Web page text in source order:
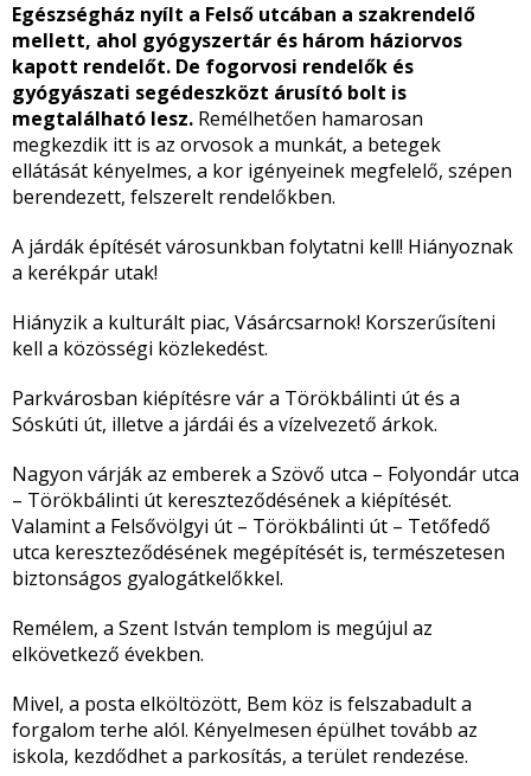
Egészségház nyílt a Felső utcában a szakrendelő
mellett, ahol gyógyszertár és három háziorvos
kapott rendelőt. De fogorvosi rendelők és
gyógyászati segédeszközt árusító bolt is
megtalálható lesz. Remélhetően hamarosan
megkezdik itt is az orvosok a munkát, a betegek
ellátását kényelmes, a kor igényeinek megfelelő, szépen
berendezett, felszerelt rendelőkben.
A járdák építését városunkban folytatni kell! Hiányoznak
a kerékpár utak!
Hiányzik a kulturált piac, Vásárcsarnok! Korszerűsíteni
kell a közösségi közlekedést.
Parkvárosban kiépítésre vár a Törökbálinti út és a
Sóskúti út, illetve a járdái és a vízelvezető árkok.
Nagyon várják az emberek a Szövő utca – Folyondár utca
– Törökbálinti út kereszteződésének a kiépítését.
Valamint a Felsővölgyi út – Törökbálinti út – Tetőfedő
utca kereszteződésének megépítését is, természetesen
biztonságos gyalogátkelőkkel.
Remélem, a Szent István templom is megújul az
elkövetkező években.
Mivel, a posta elköltözött, Bem köz is felszabadult a
forgalom terhe alól. Kényelmesen épülhet tovább az
iskola, kezdődhet a parkosítás, a terület rendezése.